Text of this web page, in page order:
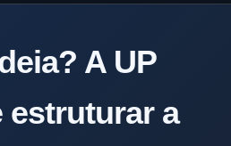
A UP
estruturar a